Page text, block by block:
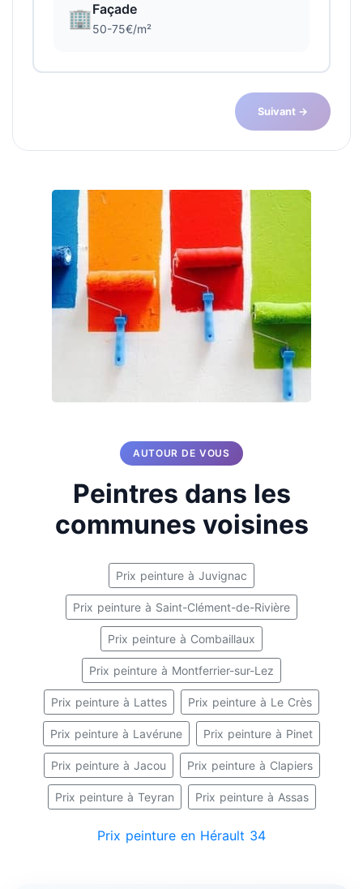
🏢Façade
50-75€/m²
Suivant →
AUTOUR DE VOUS
Peintres dans les
communes voisines
Prix peinture à Juvignac
Prix peinture à Saint-Clément-de-Rivière
Prix peinture à Combaillaux
Prix peinture à Montferrier-sur-Lez
Prix peinture à Lattes Prix peinture à Le Crès
Prix peinture à Lavérune Prix peinture à Pinet
Prix peinture à Jacou Prix peinture à Clapiers
Prix peinture à Teyran Prix peinture à Assas
Prix peinture en Hérault 34